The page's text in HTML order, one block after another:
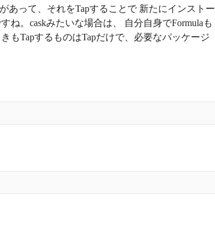
あって、それをTapすることで 新たにインストー
ね。caskみたいな場合は、 自分自身でFormulaも
もTapするものはTapだけで、必要なパッケージ